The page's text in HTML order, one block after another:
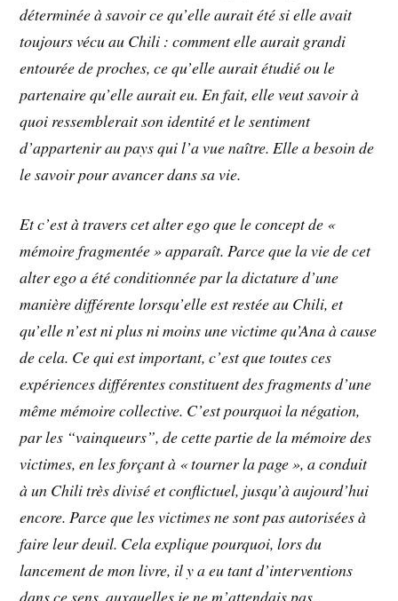
déterminée à savoir ce qu’elle aurait été si elle avait
toujours vécu au Chili : comment elle aurait grandi
entourée de proches, ce qu’elle aurait étudié ou le
partenaire qu’elle aurait eu. En fait, elle veut savoir à
quoi ressemblerait son identité et le sentiment
d’appartenir au pays qui l’a vue naître. Elle a besoin de
le savoir pour avancer dans sa vie.
Et c’est à travers cet alter ego que le concept de «
mémoire fragmentée » apparaît. Parce que la vie de cet
alter ego a été conditionnée par la dictature d’une
manière différente lorsqu’elle est restée au Chili, et
qu’elle n’est ni plus ni moins une victime qu’Ana à cause
de cela. Ce qui est important, c’est que toutes ces
expériences différentes constituent des fragments d’une
même mémoire collective. C’est pourquoi la négation,
par les “vainqueurs”, de cette partie de la mémoire des
victimes, en les forçant à « tourner la page », a conduit
à un Chili très divisé et conflictuel, jusqu’à aujourd’hui
encore. Parce que les victimes ne sont pas autorisées à
faire leur deuil. Cela explique pourquoi, lors du
lancement de mon livre, il y a eu tant d’interventions